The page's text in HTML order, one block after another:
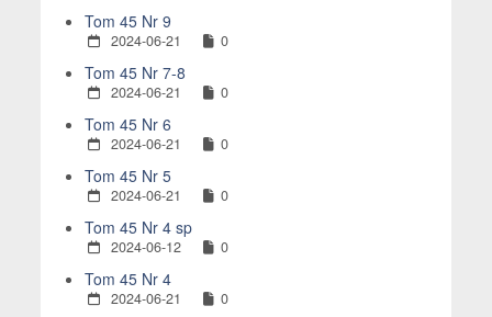
Tom 45 Nr 9
2024-06-21 0
Tom 45 Nr 7-8
2024-06-21 0
Tom 45 Nr 6
2024-06-21 0
Tom 45 Nr 5
2024-06-21 0
Tom 45 Nr 4 sp
2024-06-12 0
Tom 45 Nr 4
2024-06-21 0